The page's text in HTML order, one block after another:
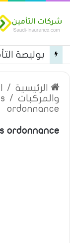
الرئيسية /
والمركبات /
ordonnance
ordonnance